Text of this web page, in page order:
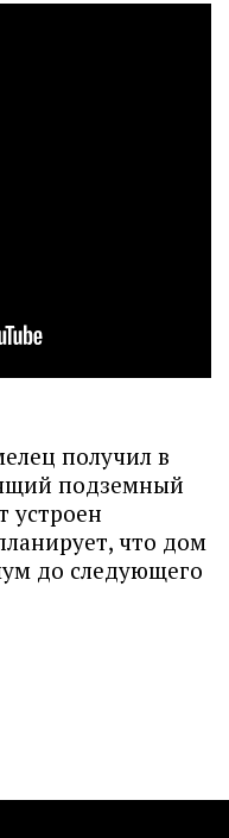
получил в
подземный
устроен
что дом
до следующего